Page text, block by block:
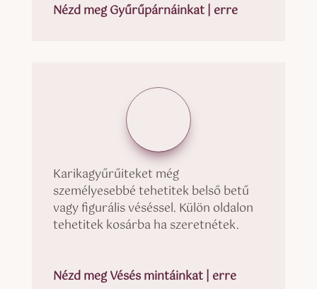
Nézd meg Gyűrűpárnáinkat | erre
Karikagyűrűiteket még
személyesebbé tehetitek belső betű
vagy figurális véséssel. Külön oldalon
tehetitek kosárba ha szeretnétek.
Nézd meg Vésés mintáinkat | erre